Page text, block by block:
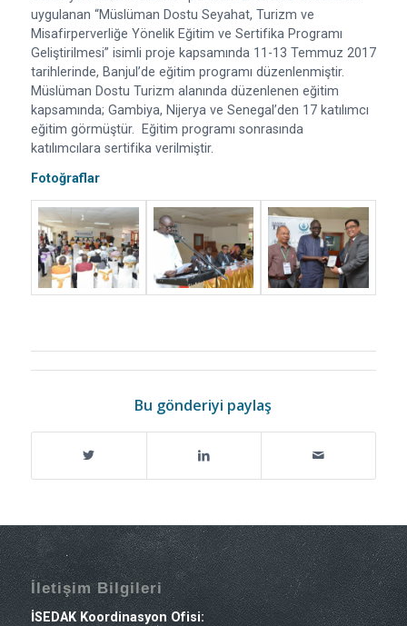
uygulanan “Müslüman Dostu Seyahat, Turizm ve
Misafirperverliğe Yönelik Eğitim ve Sertifika Programı
Geliştirilmesi” isimli proje kapsamında 11-13 Temmuz 2017
tarihlerinde, Banjul’de eğitim programı düzenlenmiştir.
Müslüman Dostu Turizm alanında düzenlenen eğitim
kapsamında; Gambiya, Nijerya ve Senegal’den 17 katılımcı
eğitim görmüştür. Eğitim programı sonrasında
katılımcılara sertifika verilmiştir.
Fotoğraflar
Bu gönderiyi paylaş
İletişim Bilgileri
İSEDAK Koordinasyon Ofisi: